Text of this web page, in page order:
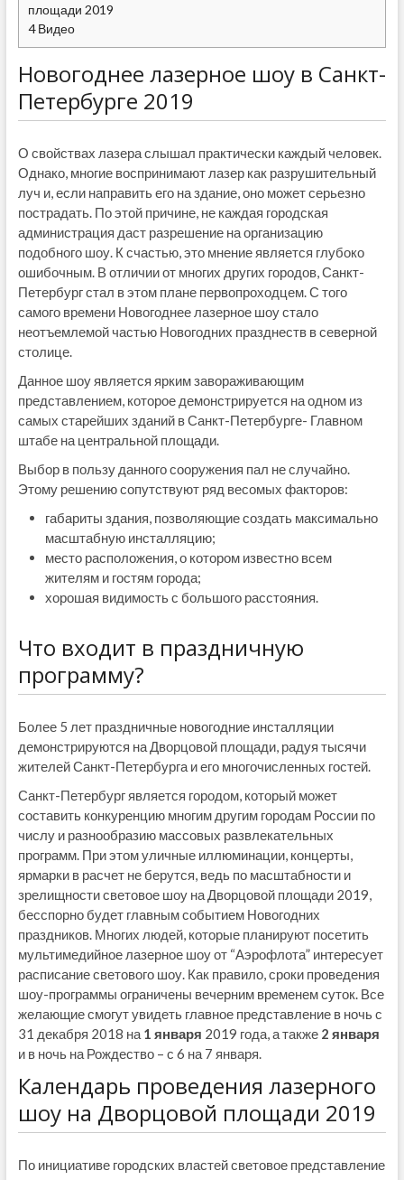
площади 2019
4Видео
Новогоднее лазерное шоу в Санкт-
Петербурге 2019
О свойствах лазера слышал практически каждый человек.
Однако, многие воспринимают лазер как разрушительный
луч и, если направить его на здание, оно может серьезно
пострадать. По этой причине, не каждая городская
администрация даст разрешение на организацию
подобного шоу. К счастью, это мнение является глубоко
ошибочным. В отличии от многих других городов, Санкт-
Петербург стал в этом плане первопроходцем. С того
самого времени Новогоднее лазерное шоу стало
неотъемлемой частью Новогодних празднеств в северной
столице.
Данное шоу является ярким завораживающим
представлением, которое демонстрируется на одном из
самых старейших зданий в Санкт-Петербурге- Главном
штабе на центральной площади.
Выбор в пользу данного сооружения пал не случайно.
Этому решению сопутствуют ряд весомых факторов:
габариты здания, позволяющие создать максимально
масштабную инсталляцию;
место расположения, о котором известно всем
жителям и гостям города;
хорошая видимость с большого расстояния.
Что входит в праздничную
программу?
Более 5 лет праздничные новогодние инсталляции
демонстрируются на Дворцовой площади, радуя тысячи
жителей Санкт-Петербурга и его многочисленных гостей.
Санкт-Петербург является городом, который может
составить конкуренцию многим другим городам России по
числу и разнообразию массовых развлекательных
программ. При этом уличные иллюминации, концерты,
ярмарки в расчет не берутся, ведь по масштабности и
зрелищности световое шоу на Дворцовой площади 2019,
бесспорно будет главным событием Новогодних
праздников. Многих людей, которые планируют посетить
мультимедийное лазерное шоу от “Аэрофлота” интересует
расписание светового шоу. Как правило, сроки проведения
шоу-программы ограничены вечерним временем суток. Все
желающие смогут увидеть главное представление в ночь с
31 декабря 2018 на 1 января 2019 года, а также 2 января
и в ночь на Рождество – с 6 на 7 января.
Календарь проведения лазерного
шоу на Дворцовой площади 2019
По инициативе городских властей световое представление